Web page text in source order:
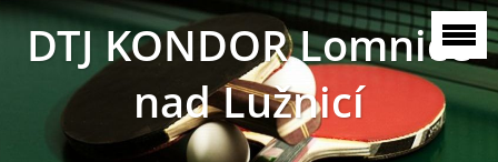
DTJ KONDOR Lomnice
nad Lužnicí